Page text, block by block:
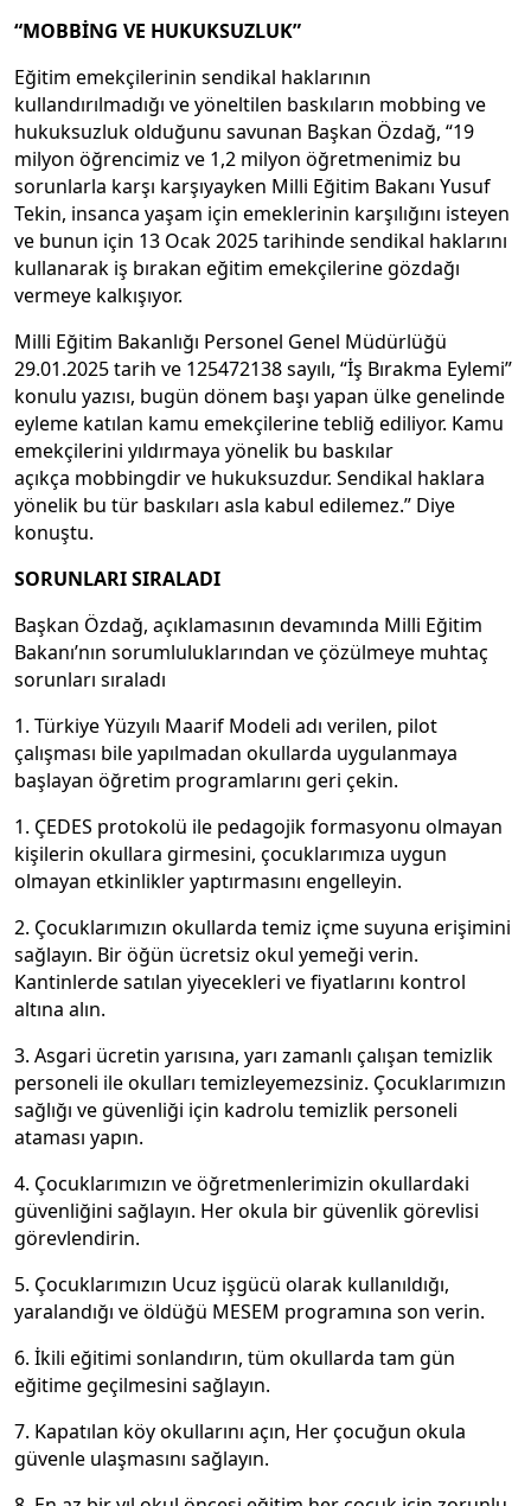
“MOBBİNG VE HUKUKSUZLUK”
Eğitim emekçilerinin sendikal haklarının
kullandırılmadığı ve yöneltilen baskıların mobbing ve
hukuksuzluk olduğunu savunan Başkan Özdağ, “19
milyon öğrencimiz ve 1,2 milyon öğretmenimiz bu
sorunlarla karşı karşıyayken Milli Eğitim Bakanı Yusuf
Tekin, insanca yaşam için emeklerinin karşılığını isteyen
ve bunun için 13 Ocak 2025 tarihinde sendikal haklarını
kullanarak iş bırakan eğitim emekçilerine gözdağı
vermeye kalkışıyor.
Milli Eğitim Bakanlığı Personel Genel Müdürlüğü
29.01.2025 tarih ve 125472138 sayılı, “İş Bırakma Eylemi”
konulu yazısı, bugün dönem başı yapan ülke genelinde
eyleme katılan kamu emekçilerine tebliğ ediliyor. Kamu
emekçilerini yıldırmaya yönelik bu baskılar
açıkça mobbingdir ve hukuksuzdur. Sendikal haklara
yönelik bu tür baskıları asla kabul edilemez.” Diye
konuştu.
SORUNLARI SIRALADI
Başkan Özdağ, açıklamasının devamında Milli Eğitim
Bakanı’nın sorumluluklarından ve çözülmeye muhtaç
sorunları sıraladı
1. Türkiye Yüzyılı Maarif Modeli adı verilen, pilot
çalışması bile yapılmadan okullarda uygulanmaya
başlayan öğretim programlarını geri çekin.
1. ÇEDES protokolü ile pedagojik formasyonu olmayan
kişilerin okullara girmesini, çocuklarımıza uygun
olmayan etkinlikler yaptırmasını engelleyin.
2. Çocuklarımızın okullarda temiz içme suyuna erişimini
sağlayın. Bir öğün ücretsiz okul yemeği verin.
Kantinlerde satılan yiyecekleri ve fiyatlarını kontrol
altına alın.
3. Asgari ücretin yarısına, yarı zamanlı çalışan temizlik
personeli ile okulları temizleyemezsiniz. Çocuklarımızın
sağlığı ve güvenliği için kadrolu temizlik personeli
ataması yapın.
4. Çocuklarımızın ve öğretmenlerimizin okullardaki
güvenliğini sağlayın. Her okula bir güvenlik görevlisi
görevlendirin.
5. Çocuklarımızın Ucuz işgücü olarak kullanıldığı,
yaralandığı ve öldüğü MESEM programına son verin.
6. İkili eğitimi sonlandırın, tüm okullarda tam gün
eğitime geçilmesini sağlayın.
7. Kapatılan köy okullarını açın, Her çocuğun okula
güvenle ulaşmasını sağlayın.